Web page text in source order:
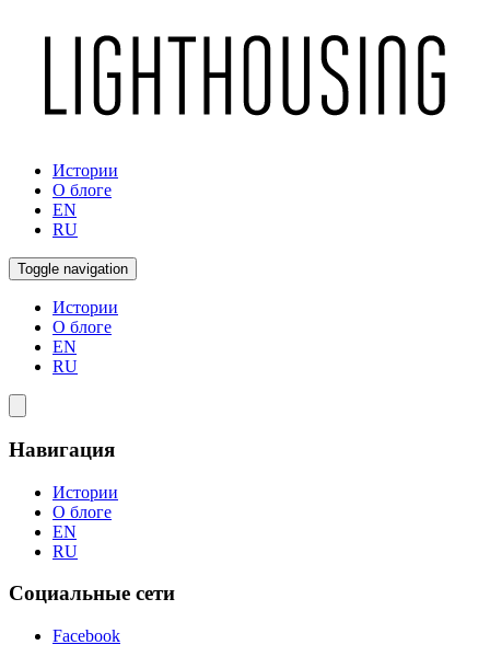
Истории
О блоге
EN
RU
Toggle navigation
Истории
О блоге
EN
RU
Навигация
Истории
О блоге
EN
RU
Социальные сети
Facebook